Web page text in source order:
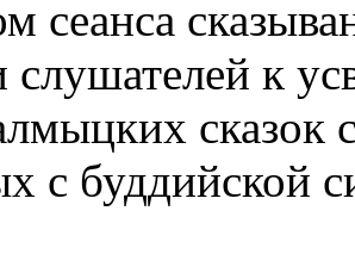
сеанса
слушателей к
сказок
с